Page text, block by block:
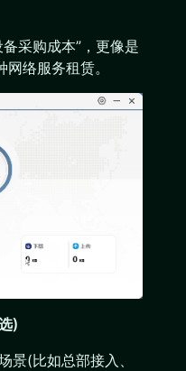
采购成本”，更像是
络服务租赁。
)
景(比如总部接入、